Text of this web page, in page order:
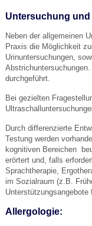
Untersuchung
Neben der allgemeinen
Praxis die Möglichkeit
Urinuntersuchungen,
durchgeführt.
Bei gezielten
Durch differenzierte
Testung werden
kognitiven Bereichen
erörtert und, falls
Sprachtherapie,
im Sozialraum (z.B.
Unterstützungsangebote
Allergologie: